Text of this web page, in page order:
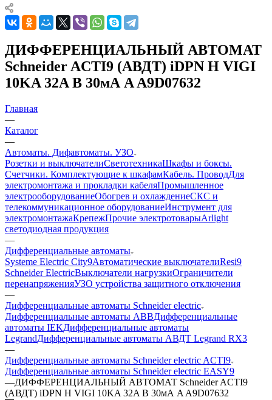
ДИФФЕРЕНЦИАЛЬНЫЙ АВТОМАТ
Schneider ACTI9 (АВДТ) iDPN H VIGI
10KA 32A B 30мА A A9D07632
Главная
—
Каталог
—
Автоматы. Дифавтоматы. УЗО
Розетки и выключателиСветотехникаШкафы и боксы.
Счетчики. Комплектующие к шкафамКабель. ПроводДля
электромонтажа и прокладки кабеляПромышленное
электрооборудованиеОбогрев и охлаждениеСКС и
телекоммуникационное оборудованиеИнструмент для
электромонтажаКрепежПрочие электротоварыArlight
светодиодная продукция
—
Дифференциальные автоматы
Systeme Electric City9Автоматические выключателиResi9
Schneider ElectricВыключатели нагрузкиОграничители
перенапряженияУЗО устройства защитного отключения
—
Дифференциальные автоматы Schneider electric
Дифференциальные автоматы ABBДифференциальные
автоматы IEKДифференциальные автоматы
LegrandДифференциальные автоматы АВДТ Legrand RX3
—
Дифференциальные автоматы Schneider electric ACTI9
Дифференциальные автоматы Schneider electric EASY9
—ДИФФЕРЕНЦИАЛЬНЫЙ АВТОМАТ Schneider ACTI9
(АВДТ) iDPN H VIGI 10KA 32A B 30мА A A9D07632